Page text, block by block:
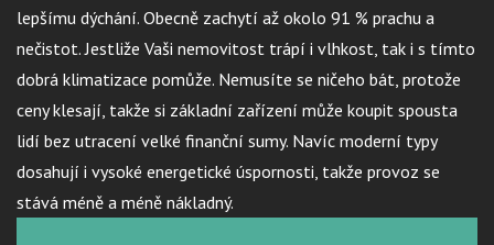
lepšímu dýchání. Obecně zachytí až okolo 91 % prachu a
nečistot. Jestliže Vaši nemovitost trápí i vlhkost, tak i s tímto
dobrá klimatizace pomůže. Nemusíte se ničeho bát, protože
ceny klesají, takže si základní zařízení může koupit spousta
lidí bez utracení velké finanční sumy. Navíc moderní typy
dosahují i vysoké energetické úspornosti, takže provoz se
stává méně a méně nákladný.